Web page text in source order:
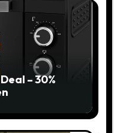
– 30%